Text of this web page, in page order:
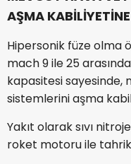
AŞMA
Hipersonik füze olma
mach 9 ile 25
kapasitesi sayesinde,
sistemlerini aşma
Yakıt olarak sıvı
roket motoru ile